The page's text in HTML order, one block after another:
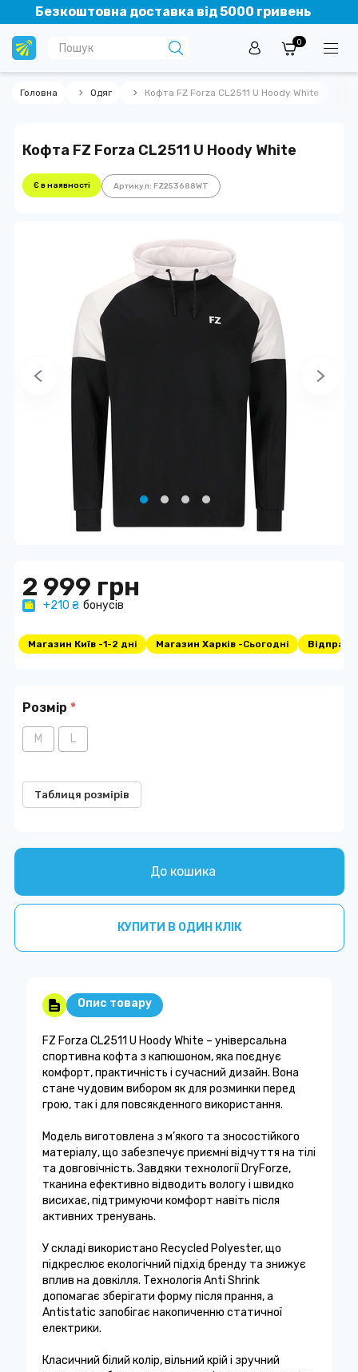
Безкоштовна доставка від 5000 гривень
0
Головна Одяг Кофта FZ Forza CL2511 U Hoody White
Кофта FZ Forza CL2511 U Hoody White
Є в наявності Артикул: FZ253688WT
2 999 грн
+210 ₴ бонусів
Магазин Київ -1-2 дні Магазин Харків -Сьогодні
Розмір *
M L
Таблиця розмірів
До кошика
КУПИТИ В ОДИН КЛІК
Опис товару
FZ Forza CL2511 U Hoody White – універсальна
спортивна кофта з капюшоном, яка поєднує
комфорт, практичність і сучасний дизайн. Вона
стане чудовим вибором як для розминки перед
грою, так і для повсякденного використання.
Модель виготовлена з м’якого та зносостійкого
матеріалу, що забезпечує приємні відчуття на тілі
та довговічність. Завдяки технології DryForze,
тканина ефективно відводить вологу і швидко
висихає, підтримуючи комфорт навіть після
активних тренувань.
У складі використано Recycled Polyester, що
підкреслює екологічний підхід бренду та знижує
вплив на довкілля. Технологія Anti Shrink
допомагає зберігати форму після прання, а
Antistatic запобігає накопиченню статичної
електрики.
Класичний білий колір, вільний крій і зручний